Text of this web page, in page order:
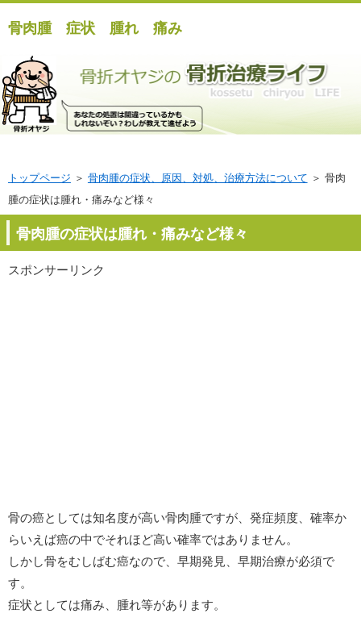
骨肉腫 症状 腫れ 痛み
トップページ ＞ 骨肉腫の症状、原因、対処、治療方法について ＞ 骨肉
腫の症状は腫れ・痛みなど様々
骨肉腫の症状は腫れ・痛みなど様々
スポンサーリンク
骨の癌としては知名度が高い骨肉腫ですが、発症頻度、確率か
らいえば癌の中でそれほど高い確率ではありません。
しかし骨をむしばむ癌なので、早期発見、早期治療が必須で
す。
症状としては痛み、腫れ等があります。